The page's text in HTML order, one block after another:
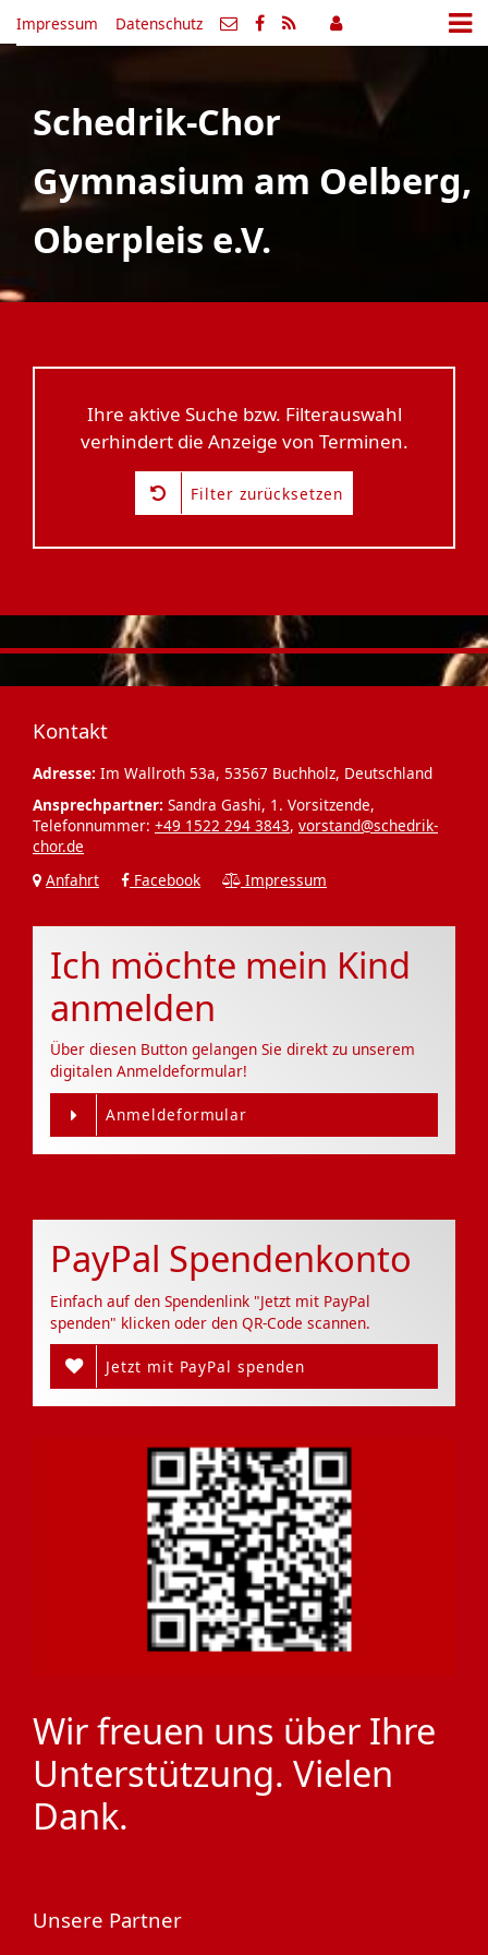
Impressum Datenschutz
Schedrik-Chor
Gymnasium am Oelberg,
Oberpleis e.V.
Ihre aktive Suche bzw. Filterauswahl
verhindert die Anzeige von Terminen.
Filter zurücksetzen
Kontakt
Adresse: Im Wallroth 53a, 53567 Buchholz, Deutschland
Ansprechpartner: Sandra Gashi, 1. Vorsitzende,
Telefonnummer: +49 1522 294 3843, vorstand@schedrik-
chor.de
Anfahrt
Facebook Impressum
Ich möchte mein Kind
anmelden
Über diesen Button gelangen Sie direkt zu unserem
digitalen Anmeldeformular!
Anmeldeformular
PayPal Spendenkonto
Einfach auf den Spendenlink "Jetzt mit PayPal
spenden" klicken oder den QR-Code scannen.
Jetzt mit PayPal spenden
Wir freuen uns über Ihre
Unterstützung. Vielen
Dank.
Unsere Partner